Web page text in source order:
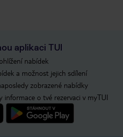
aplikaci TUI
nabídek
a možnost jejich sdílení
zobrazené nabídky
informace o tvé rezervaci v myTUI